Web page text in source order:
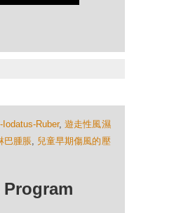
Iodatus-Ruber,遊走性風濕
巴腫脹, 兒童早期傷風的壓